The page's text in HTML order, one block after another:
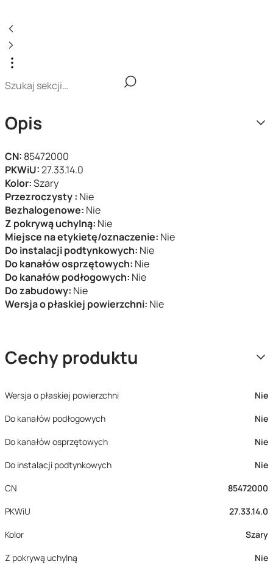
Opis
CN: 85472000
PKWiU:27.33.14.0
Kolor:Szary
Przezroczysty : Nie
Bezhalogenowe: Nie
Z pokrywą uchylną: Nie
Miejsce na etykietę/oznaczenie: Nie
Do instalacji podtynkowych: Nie
Do kanałów osprzętowych: Nie
Do kanałów podłogowych: Nie
Do zabudowy: Nie
Wersja o płaskiej powierzchni: Nie
Cechy produktu
Wersja o płaskiej powierzchni
Nie
Do kanałów podłogowych
Nie
Do kanałów osprzętowych
Nie
Do instalacji podtynkowych
Nie
CN
85472000
PKWiU
27.33.14.0
Kolor
Szary
Z pokrywą uchylną
Nie